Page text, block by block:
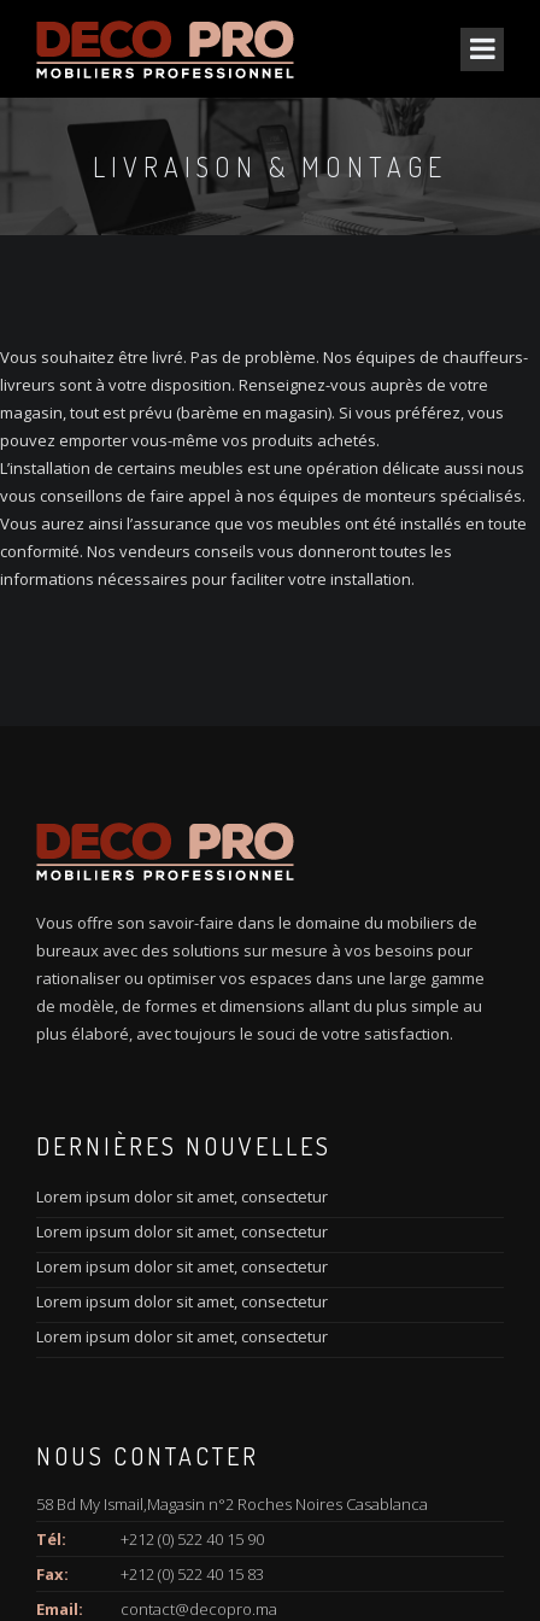
LIVRAISON & MONTAGE
Vous souhaitez être livré. Pas de problème. Nos équipes de chauffeurs-
livreurs sont à votre disposition. Renseignez-vous auprès de votre
magasin, tout est prévu (barème en magasin). Si vous préférez, vous
pouvez emporter vous-même vos produits achetés.
L’installation de certains meubles est une opération délicate aussi nous
vous conseillons de faire appel à nos équipes de monteurs spécialisés.
Vous aurez ainsi l’assurance que vos meubles ont été installés en toute
conformité. Nos vendeurs conseils vous donneront toutes les
informations nécessaires pour faciliter votre installation.
Vous offre son savoir-faire dans le domaine du mobiliers de
bureaux avec des solutions sur mesure à vos besoins pour
rationaliser ou optimiser vos espaces dans une large gamme
de modèle, de formes et dimensions allant du plus simple au
plus élaboré, avec toujours le souci de votre satisfaction.
DERNIÈRES NOUVELLES
Lorem ipsum dolor sit amet, consectetur
Lorem ipsum dolor sit amet, consectetur
Lorem ipsum dolor sit amet, consectetur
Lorem ipsum dolor sit amet, consectetur
Lorem ipsum dolor sit amet, consectetur
NOUS CONTACTER
58 Bd My Ismail,Magasin n°2 Roches Noires Casablanca
Tél:
+212 (0) 522 40 15 90
Fax:
+212 (0) 522 40 15 83
Email:
contact@decopro.ma